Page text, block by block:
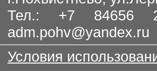
Тел.: +7
adm.pohv@yandex.ru
Условия